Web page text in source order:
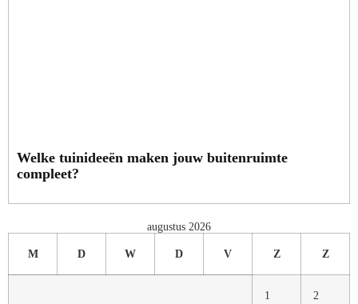
Welke tuinideeën maken jouw buitenruimte
compleet?
augustus 2026
M D W D V Z Z
1 2